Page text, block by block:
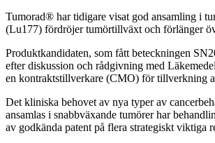
Tumorad® har tidigare visat god ansamling i
(Lu177) fördröjer tumörtillväxt och förlänger
Produktkandidaten, som fått beteckningen
efter diskussion och rådgivning med
en kontraktstillverkare (CMO) för tillverkning
Det kliniska behovet av nya typer av
ansamlas i snabbväxande tumörer har
av godkända patent på flera strategiskt viktiga